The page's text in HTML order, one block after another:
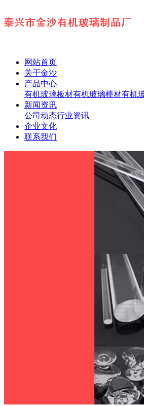
网站首页
关于金沙
产品中心
有机玻璃板材有机玻璃棒材有机
新闻资讯
公司动态行业资讯
企业文化
联系我们